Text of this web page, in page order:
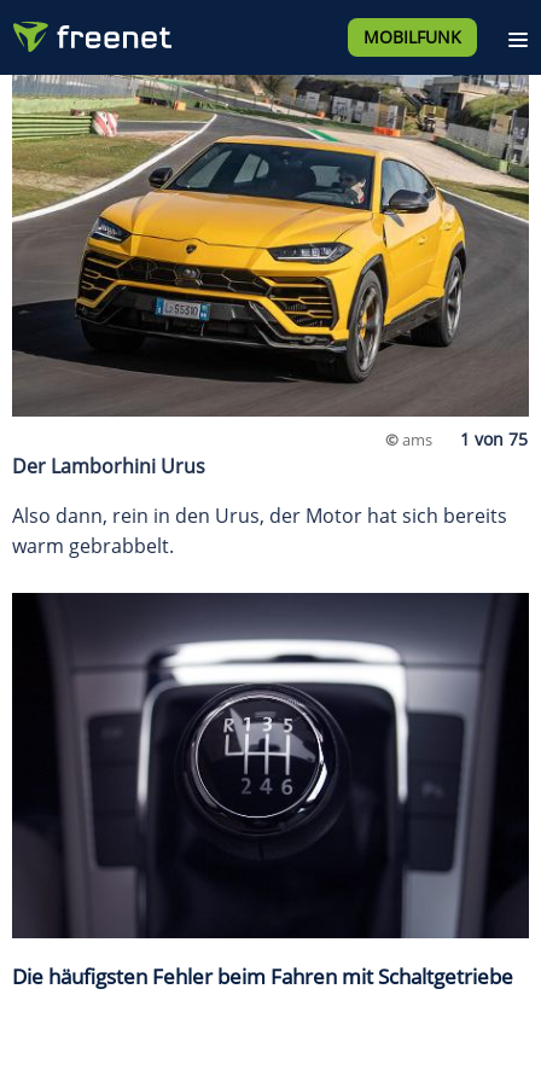
MOBILFUNK
©ams
Der Lamborhini Urus
Also dann, rein in den Urus, der Motor hat sich bereits
warm gebrabbelt.
Die häufigsten Fehler beim Fahren mit Schaltgetriebe